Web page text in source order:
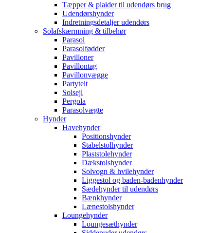
Tæpper & plaider til udendørs brug
Udendørshynder
Indretningsdetaljer udendørs
Solafskærmning & tilbehør
Parasol
Parasolfødder
Pavilloner
Pavillontag
Pavillonvægge
Partytelt
Solsejl
Pergola
Parasolvægte
Hynder
Havehynder
Positionshynder
Stabelstolhynder
Plaststolehynder
Dækstolshynder
Solvogn & hvilehynder
Liggestol og baden-badenhynder
Sædehynder til udendørs
Bænkhynder
Lænestolshynder
Loungehynder
Loungesæthynder